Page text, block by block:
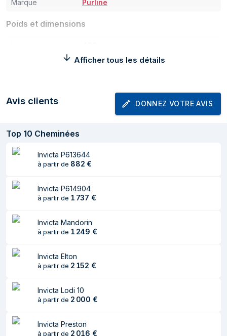
Marque Purline
Poids et dimensions
270 mm
Poids
chauffage (max)
chauffe
Caractéristiques
Cheminée autonome
Couleur du produit Noir
Installation prise en
charge
Capacité du
1 L
Afficher tous les détails
Avis clients DONNEZ VOTRE AVIS
Top 10 Cheminées
Invicta P613644
à partir de 882 €
Invicta P614904
à partir de 1 737 €
Invicta Mandorin
à partir de 1 249 €
Invicta Elton
à partir de 2 152 €
Invicta Lodi 10
à partir de 2 000 €
Invicta Preston
à partir de 2 016 €